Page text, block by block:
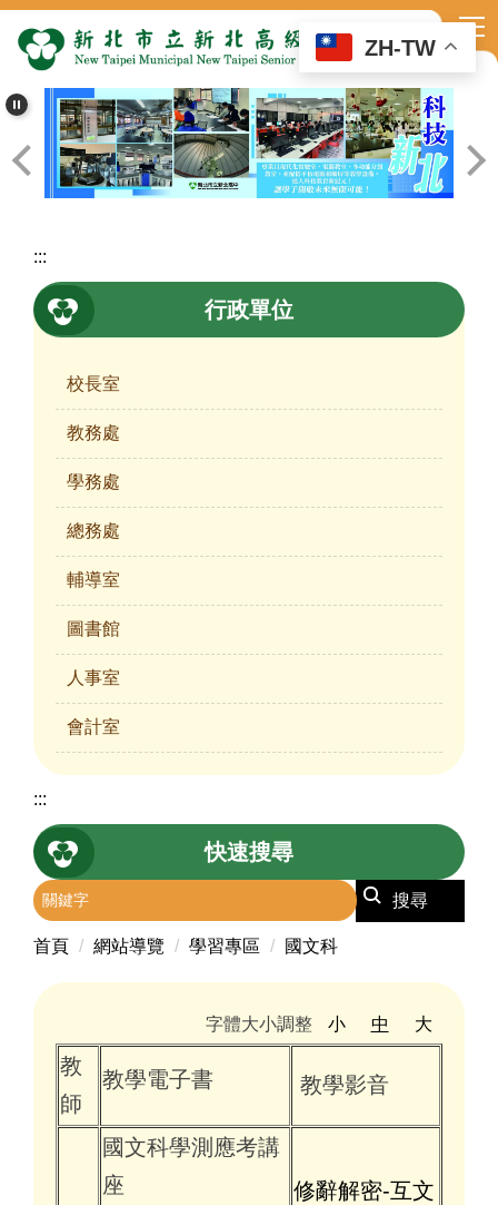
到
要
內
容
區
ZH-TW
:::
行政單位
校長室
教務處
學務處
總務處
輔導室
圖書館
人事室
會計室
:::
快速搜尋
搜尋
首頁 網站導覽 學習專區 國文科
字體大小調整 小 中 大
教
師
教學電子書 教學影音
國文科學測應考講
座
修辭解密-互文